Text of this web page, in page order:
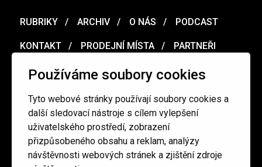
Používáme soubory cookies
Tyto webové stránky používají soubory cookies a
další sledovací nástroje s cílem vylepšení
uživatelského prostředí, zobrazení
přizpůsobeného obsahu a reklam, analýzy
návštěvnosti webových stránek a zjištění zdroje
RUBRIKY ARCHIV O NÁS PODCAST
KONTAKT PRODEJNÍ MÍSTA PARTNEŘI
MERCH VOUCHER
Ochrana osobních údajů / Obchodní podmínky
redakce@cinepur.cz